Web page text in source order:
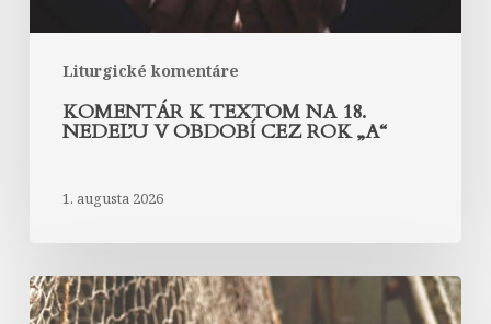
Liturgické komentáre
„A“
KOMENTÁR K TEXTOM NA 18.
NEDEĽU V OBDOBÍ CEZ ROK „A“
1. augusta 2026
Komentár
k